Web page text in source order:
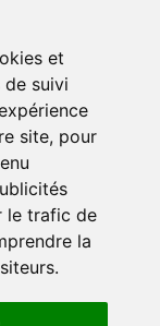
et
suivi
site, pour
le trafic de
la